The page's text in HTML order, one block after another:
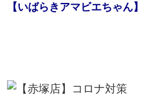
【いばらきアマビエちゃん】